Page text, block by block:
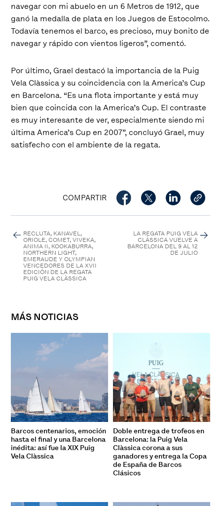
navegar con mi abuelo en un 6 Metros de 1912, que
ganó la medalla de plata en los Juegos de Estocolmo.
Todavía tenemos el barco, es precioso, muy bonito de
navegar y rápido con vientos ligeros”, comentó.
Por último, Grael destacó la importancia de la Puig
Vela Clàssica y su coincidencia con la America’s Cup
en Barcelona. “Es una flota importante y está muy
bien que coincida con la America’s Cup. El contraste
es muy interesante de ver, especialmente siendo mi
última America’s Cup en 2007”, concluyó Grael, muy
satisfecho con el ambiente de la regata.
COMPARTIR
RECLUTA, KANAVEL,
ORIOLE, COMET, VIVEKA,
ANIMA II, KOOKABURRA,
NORTHERN LIGHT,
EMERAUDE Y OLYMPIAN
VENCEDORES DE LA XVII
EDICIÓN DE LA REGATA
PUIG VELA CLÀSSICA
LA REGATA PUIG VELA
CLÀSSICA VUELVE A
BARCELONA DEL 9 AL 12
DE JULIO
MÁS NOTICIAS
Barcos centenarios, emoción
hasta el final y una Barcelona
inédita: así fue la XIX Puig
Vela Clàssica
Doble entrega de trofeos en
Barcelona: la Puig Vela
Clàssica corona a sus
ganadores y entrega la Copa
de España de Barcos
Clásicos